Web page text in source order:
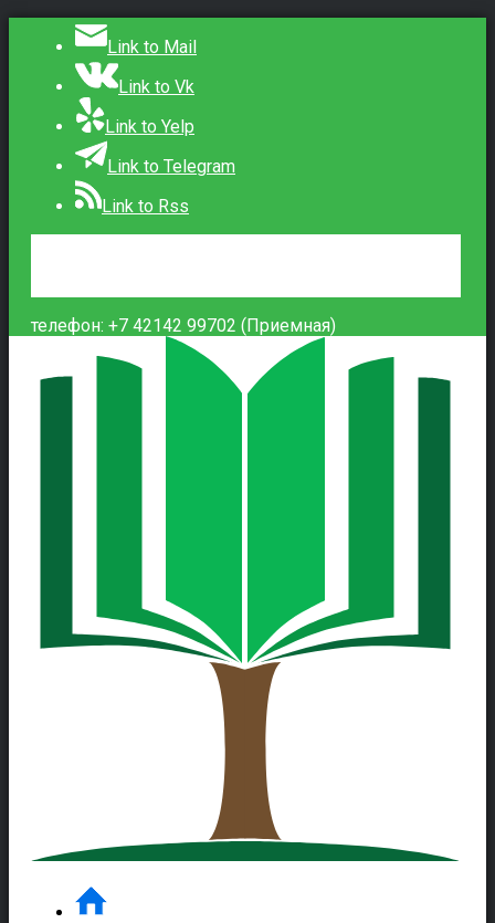
Link to Mail
Link to Vk
Link to Yelp
Link to Telegram
Link to Rss
телефон: +7 42142 99702 (Приемная)